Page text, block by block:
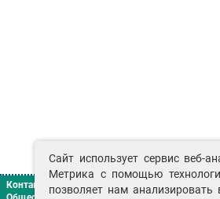
Контакты
Сайт использует сервис веб-
Метрика с помощью
позволяет нам анализировать